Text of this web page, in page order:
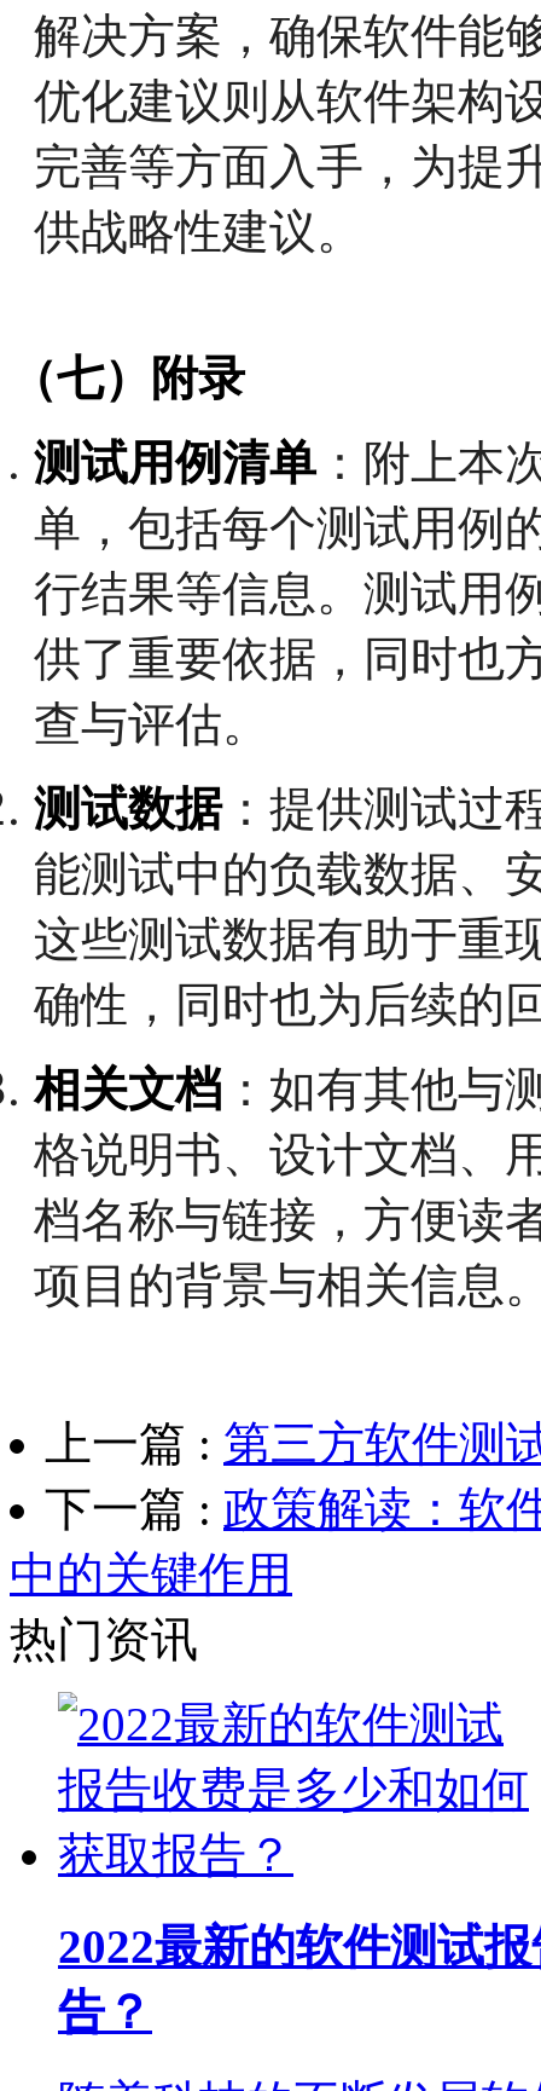
解决方案，确保软件能
优化建议则从软件架构
完善等方面入手，为提
供战略性建议。
（七）附录
测试用例清单 ：附上本
单，包括每个测试用例
行结果等信息。测试用
供了重要依据，同时也
查与评估。
测试数据：提供测试过
能测试中的负载数据、
这些测试数据有助于重
确性，同时也为后续的
相关文档 ：如有其他与
格说明书、设计文档、
档名称与链接，方便读
项目的背景与相关信息
上一篇 : 第三方软件测
下一篇 : 政策解读：软
中的关键作用
热门资讯
2022最新的软件测试
告？